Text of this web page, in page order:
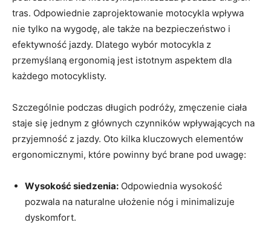
tras. Odpowiednie zaprojektowanie motocykla wpływa
nie tylko na wygodę, ale także na bezpieczeństwo i
efektywność jazdy. Dlatego wybór motocykla z
przemyślaną ergonomią jest istotnym aspektem dla
każdego motocyklisty.
Szczególnie podczas długich podróży, zmęczenie ciała
staje się jednym z głównych czynników wpływających na
przyjemność z jazdy. Oto kilka kluczowych elementów
ergonomicznymi, które powinny być brane pod uwagę:
Wysokość siedzenia: Odpowiednia wysokość
pozwala na naturalne ułożenie nóg i minimalizuje
dyskomfort.